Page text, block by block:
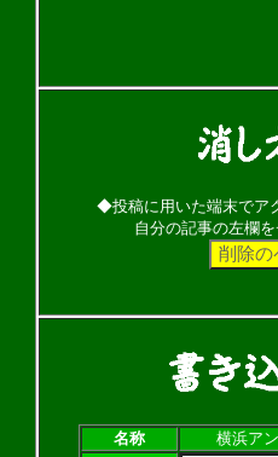
◆投稿に用いた端末でア
自分の記事の左欄
名称
横浜ア